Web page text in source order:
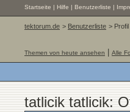
Startseite | Hilfe | Benutzerliste |
tektorum.de > Benutzerliste >
Themen von heute ansehen Alle
tatlicik tatlicik: